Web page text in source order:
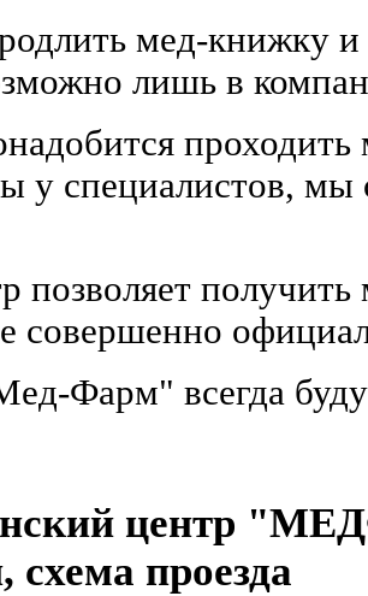
мед-книжку и
лишь в
у специалистов, мы
позволяет
совершенно
Фарм" всегда
центр
схема проезда